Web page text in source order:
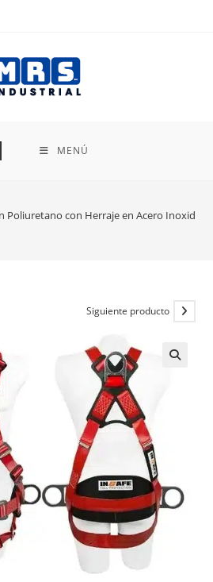
MENÚ
Poliuretano con Herraje en Acero
Siguiente producto